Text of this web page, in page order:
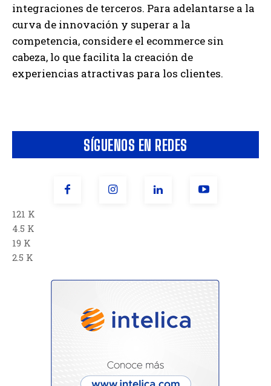
SÍGUENOS EN REDES
121 K
4.5 K
19 K
2.5 K
integraciones de terceros. Para adelantarse a la
curva de innovación y superar a la
competencia, considere el ecommerce sin
cabeza, lo que facilita la creación de
experiencias atractivas para los clientes.